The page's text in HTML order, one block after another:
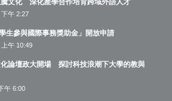
午 2:27
生參與國際事務獎助金」開放申請
午 10:49
論壇政大開場 探討科技浪潮下大學的教與
午 6:00